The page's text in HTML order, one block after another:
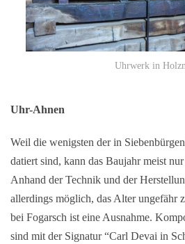
Uhrwerk in
Uhr-Ahnen
Weil die wenigsten der in
datiert sind, kann das Baujahr meist
Anhand der Technik und der
allerdings möglich, das Alter ungefähr
bei Fogarsch ist eine Ausnahme.
sind mit der Signatur “Carl Devai in